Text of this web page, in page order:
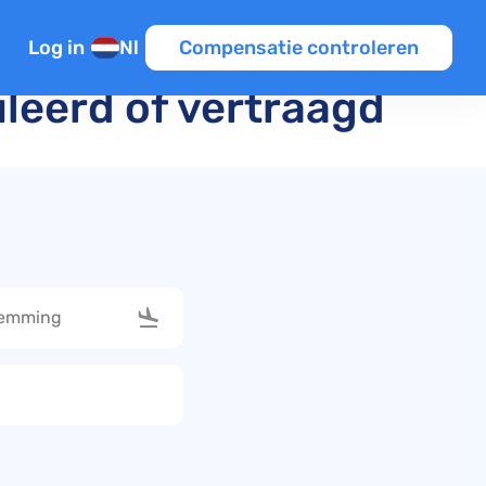
Log in Nl Compensatie controleren
of vertraagd